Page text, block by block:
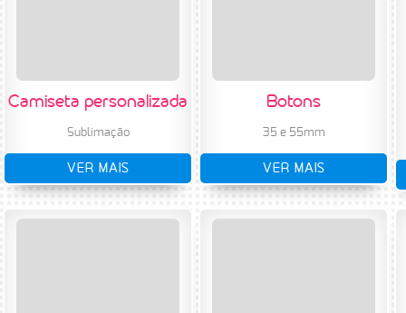
Camiseta personalizada
Sublimação
VER MAIS
Botons
35 e 55mm
VER MAIS